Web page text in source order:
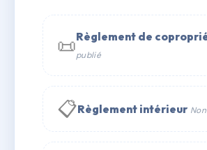
📜Règlement de
publié
📋Règlement intérieur